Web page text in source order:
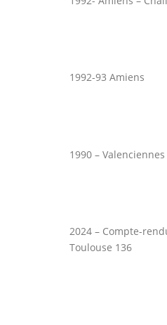
1992-93 Amiens
1990 – Valenciennes
2024 – Compte-
Toulouse 136